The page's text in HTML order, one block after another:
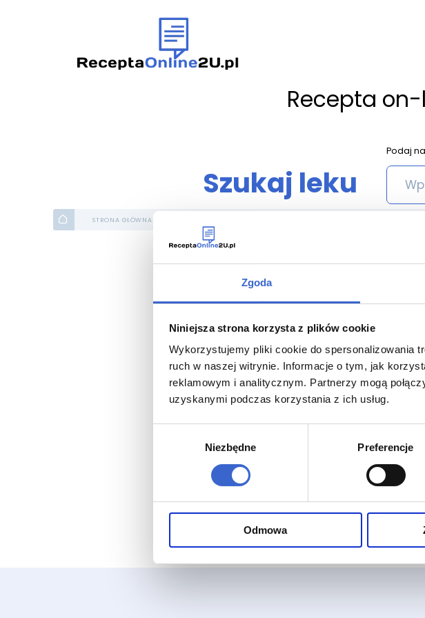
Zgoda
Niniejsza strona korzysta z plików cookie
Wykorzystujemy pliki cookie do spersonalizowania
ruch w naszej witrynie. Informacje o tym, jak
reklamowym i analitycznym. Partnerzy mogą
uzyskanymi podczas korzystania z ich usług.
Niezbędne Preferencje
Odmowa
Recepta
Szukaj leku
Podaj
STRONA GŁÓWNA
Albivag